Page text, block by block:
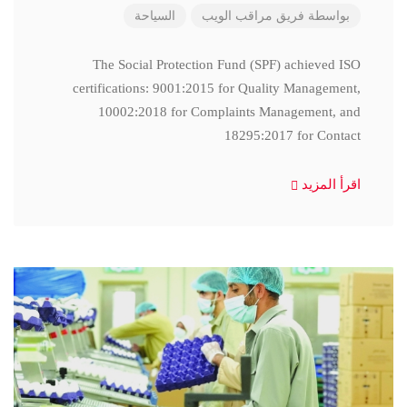
بواسطة فريق مراقب الويب السياحة
The Social Protection Fund (SPF) achieved ISO
certifications: 9001:2015 for Quality Management,
10002:2018 for Complaints Management, and
18295:2017 for Contact
اقرأ المزيد